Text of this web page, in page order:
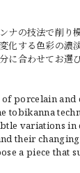
ナの技法で削り
化する色彩の濃
に合わせてお選
of porcelain
tobikanna
variations in
their changing
a piece that